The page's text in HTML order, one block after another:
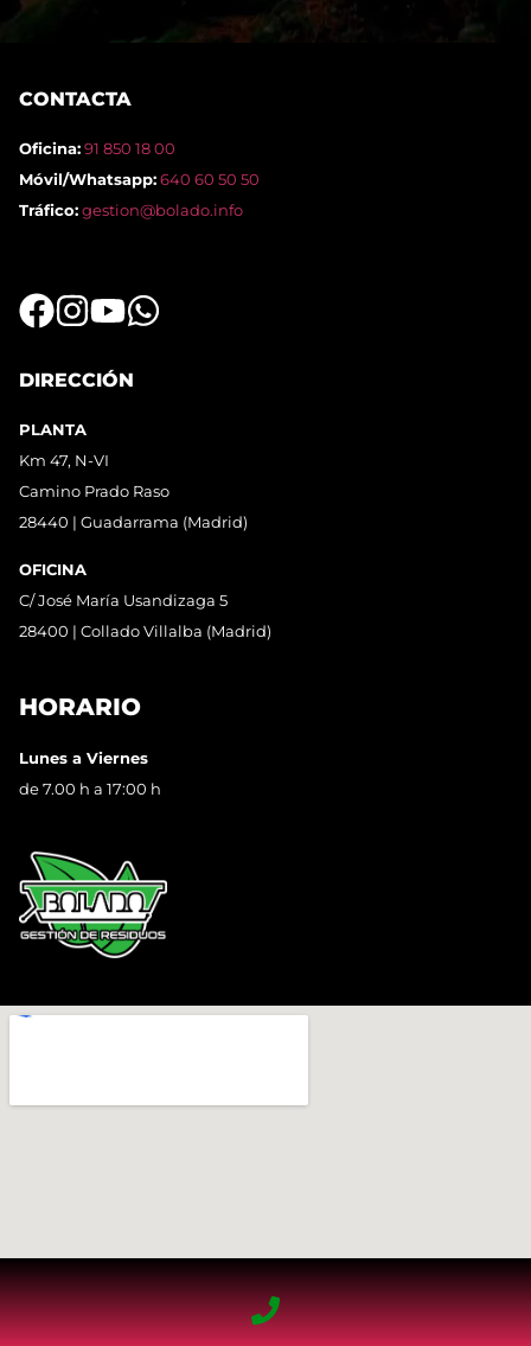
CONTACTA
Oficina:91 850 18 00
Móvil/Whatsapp:640 60 50 50
Tráfico:gestion@bolado.info
DIRECCIÓN
PLANTA
Km 47, N-VI
Camino Prado Raso
28440 | Guadarrama (Madrid)
OFICINA
C/ José María Usandizaga 5
28400 | Collado Villalba (Madrid)
HORARIO
Lunes a Viernes
de 7.00 h a 17:00 h